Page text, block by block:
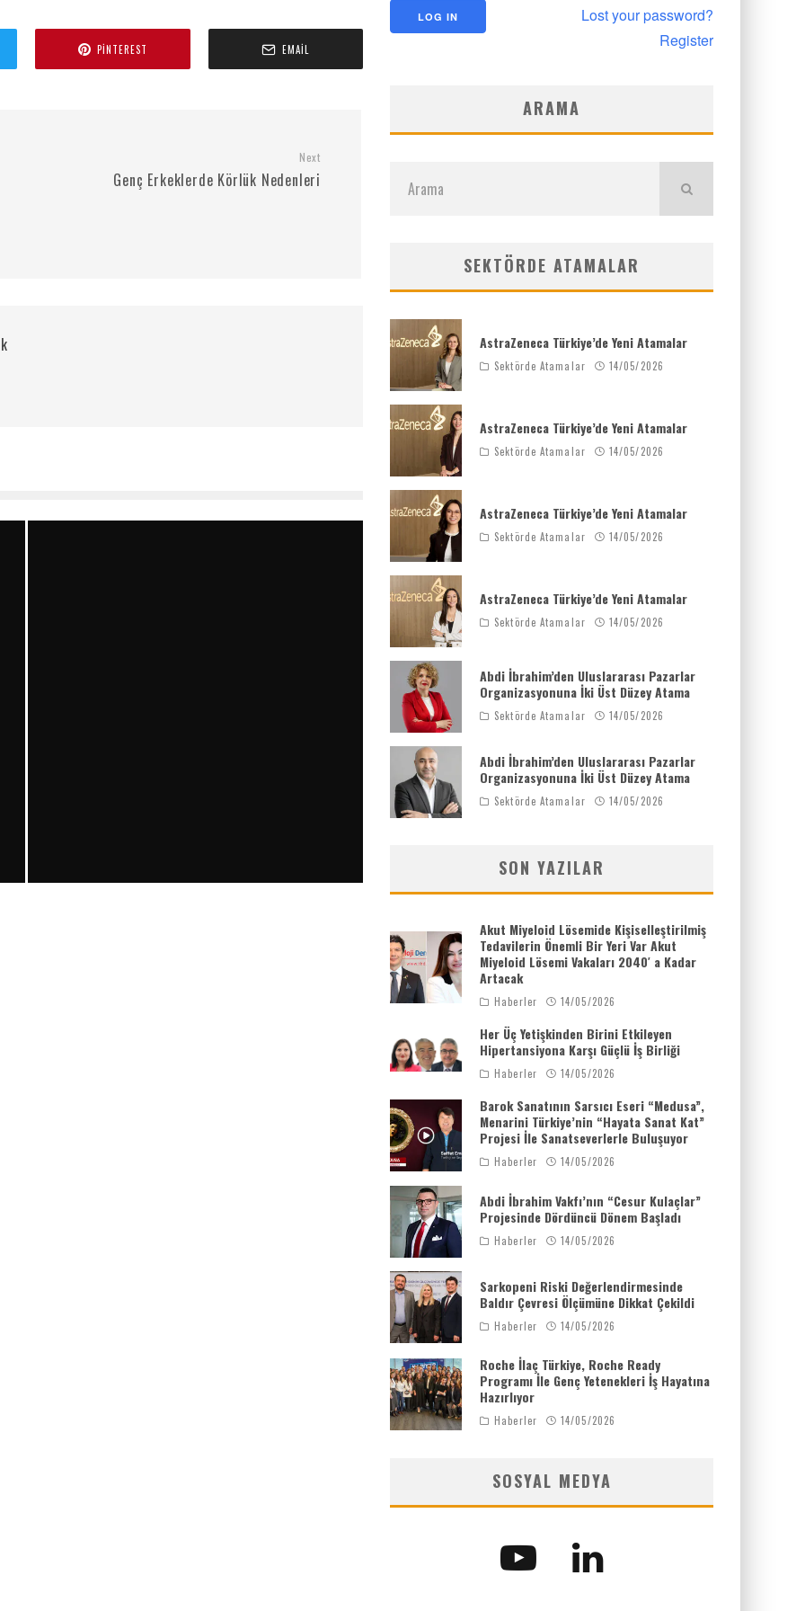
PINTEREST EMAIL
Next
Genç Erkeklerde Körlük Nedenleri
Lost your password?
Register
ARAMA
SEKTÖRDE ATAMALAR
AstraZeneca Türkiye’de Yeni Atamalar
Sektörde Atamalar 14/05/2026
AstraZeneca Türkiye’de Yeni Atamalar
Sektörde Atamalar 14/05/2026
AstraZeneca Türkiye’de Yeni Atamalar
Sektörde Atamalar 14/05/2026
AstraZeneca Türkiye’de Yeni Atamalar
Sektörde Atamalar 14/05/2026
Abdi İbrahim’den Uluslararası Pazarlar
Organizasyonuna İki Üst Düzey Atama
Sektörde Atamalar 14/05/2026
Abdi İbrahim’den Uluslararası Pazarlar
Organizasyonuna İki Üst Düzey Atama
Sektörde Atamalar 14/05/2026
SON YAZILAR
Akut Miyeloid Lösemide Kişiselleştirilmiş
Tedavilerin Önemli Bir Yeri Var Akut
Miyeloid Lösemi Vakaları 2040′ a Kadar
Artacak
Haberler 14/05/2026
Her Üç Yetişkinden Birini Etkileyen
Hipertansiyona Karşı Güçlü İş Birliği
Haberler 14/05/2026
Barok Sanatının Sarsıcı Eseri “Medusa”,
Menarini Türkiye’nin “Hayata Sanat Kat”
Projesi İle Sanatseverlerle Buluşuyor
Haberler 14/05/2026
Abdi İbrahim Vakfı’nın “Cesur Kulaçlar”
Projesinde Dördüncü Dönem Başladı
Haberler 14/05/2026
Sarkopeni Riski Değerlendirmesinde
Baldır Çevresi Ölçümüne Dikkat Çekildi
Haberler 14/05/2026
Roche İlaç Türkiye, Roche Ready
Programı İle Genç Yetenekleri İş Hayatına
Hazırlıyor
Haberler 14/05/2026
SOSYAL MEDYA